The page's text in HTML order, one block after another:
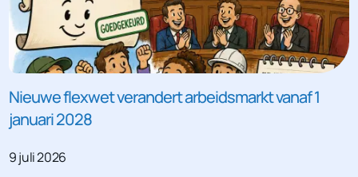
Nieuwe flexwet verandert arbeidsmarkt vanaf 1
januari 2028
9 juli 2026